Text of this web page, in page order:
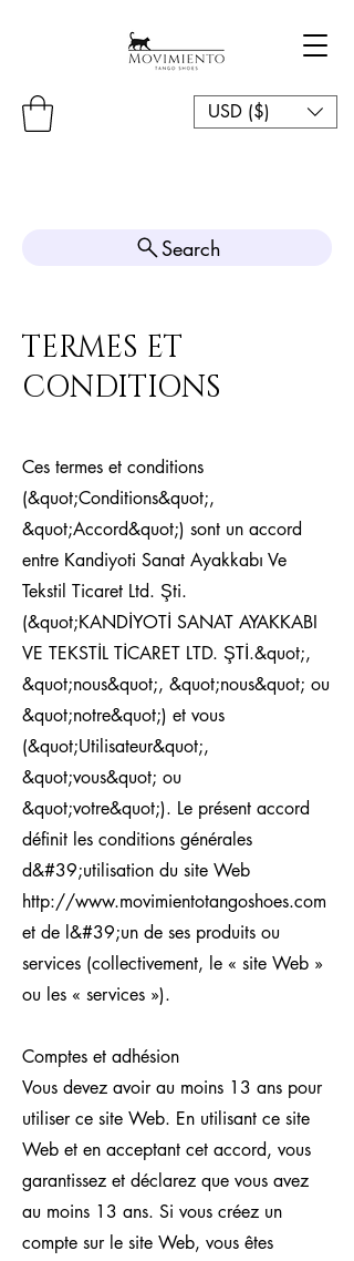
USD ($)
Search
TERMES ET
CONDITIONS
Ces termes et conditions
(&quot;Conditions&quot;,
&quot;Accord&quot;) sont un accord
entre Kandiyoti Sanat Ayakkabı Ve
Tekstil Ticaret Ltd. Şti.
(&quot;KANDİYOTİ SANAT AYAKKABI
VE TEKSTİL TİCARET LTD. ŞTİ.&quot;,
&quot;nous&quot;, &quot;nous&quot; ou
&quot;notre&quot;) et vous
(&quot;Utilisateur&quot;,
&quot;vous&quot; ou
&quot;votre&quot;). Le présent accord
définit les conditions générales
d&#39;utilisation du site Web
http://www.movimientotangoshoes.com
et de l&#39;un de ses produits ou
services (collectivement, le « site Web »
ou les « services »).
Comptes et adhésion
Vous devez avoir au moins 13 ans pour
utiliser ce site Web. En utilisant ce site
Web et en acceptant cet accord, vous
garantissez et déclarez que vous avez
au moins 13 ans. Si vous créez un
compte sur le site Web, vous êtes